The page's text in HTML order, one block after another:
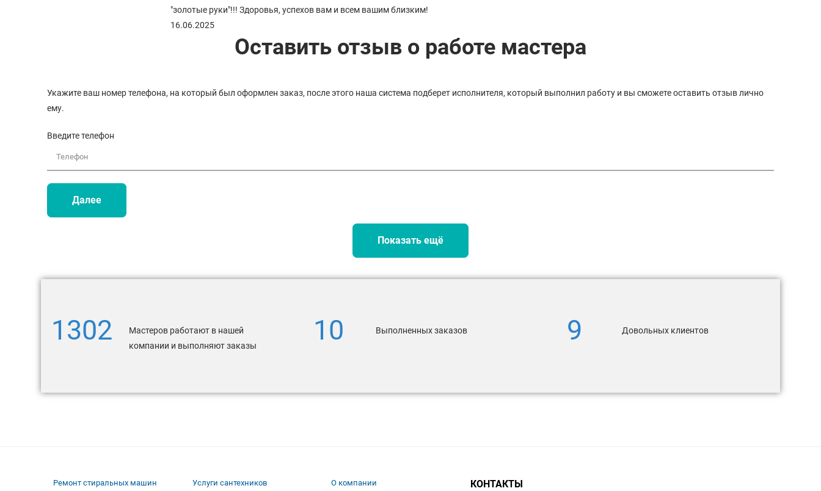
"золотые руки"!!! Здоровья, успехов вам и всем вашим близким!
16.06.2025
Оставить отзыв о работе мастера
Укажите ваш номер телефона, на который был оформлен заказ, после этого наша система подберет исполнителя, который выполнил работу и вы сможете оставить отзыв лично
ему.
Введите телефон
Далее
Показать ещё
1302
Мастеров работают в нашей
компании и выполняют заказы
10 Выполненных заказов 9 Довольных клиентов
Ремонт стиральных машин Услуги сантехников О компании КОНТАКТЫ